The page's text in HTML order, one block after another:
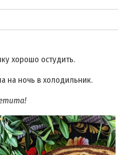
хорошо остудить.
на ночь в холодильник.